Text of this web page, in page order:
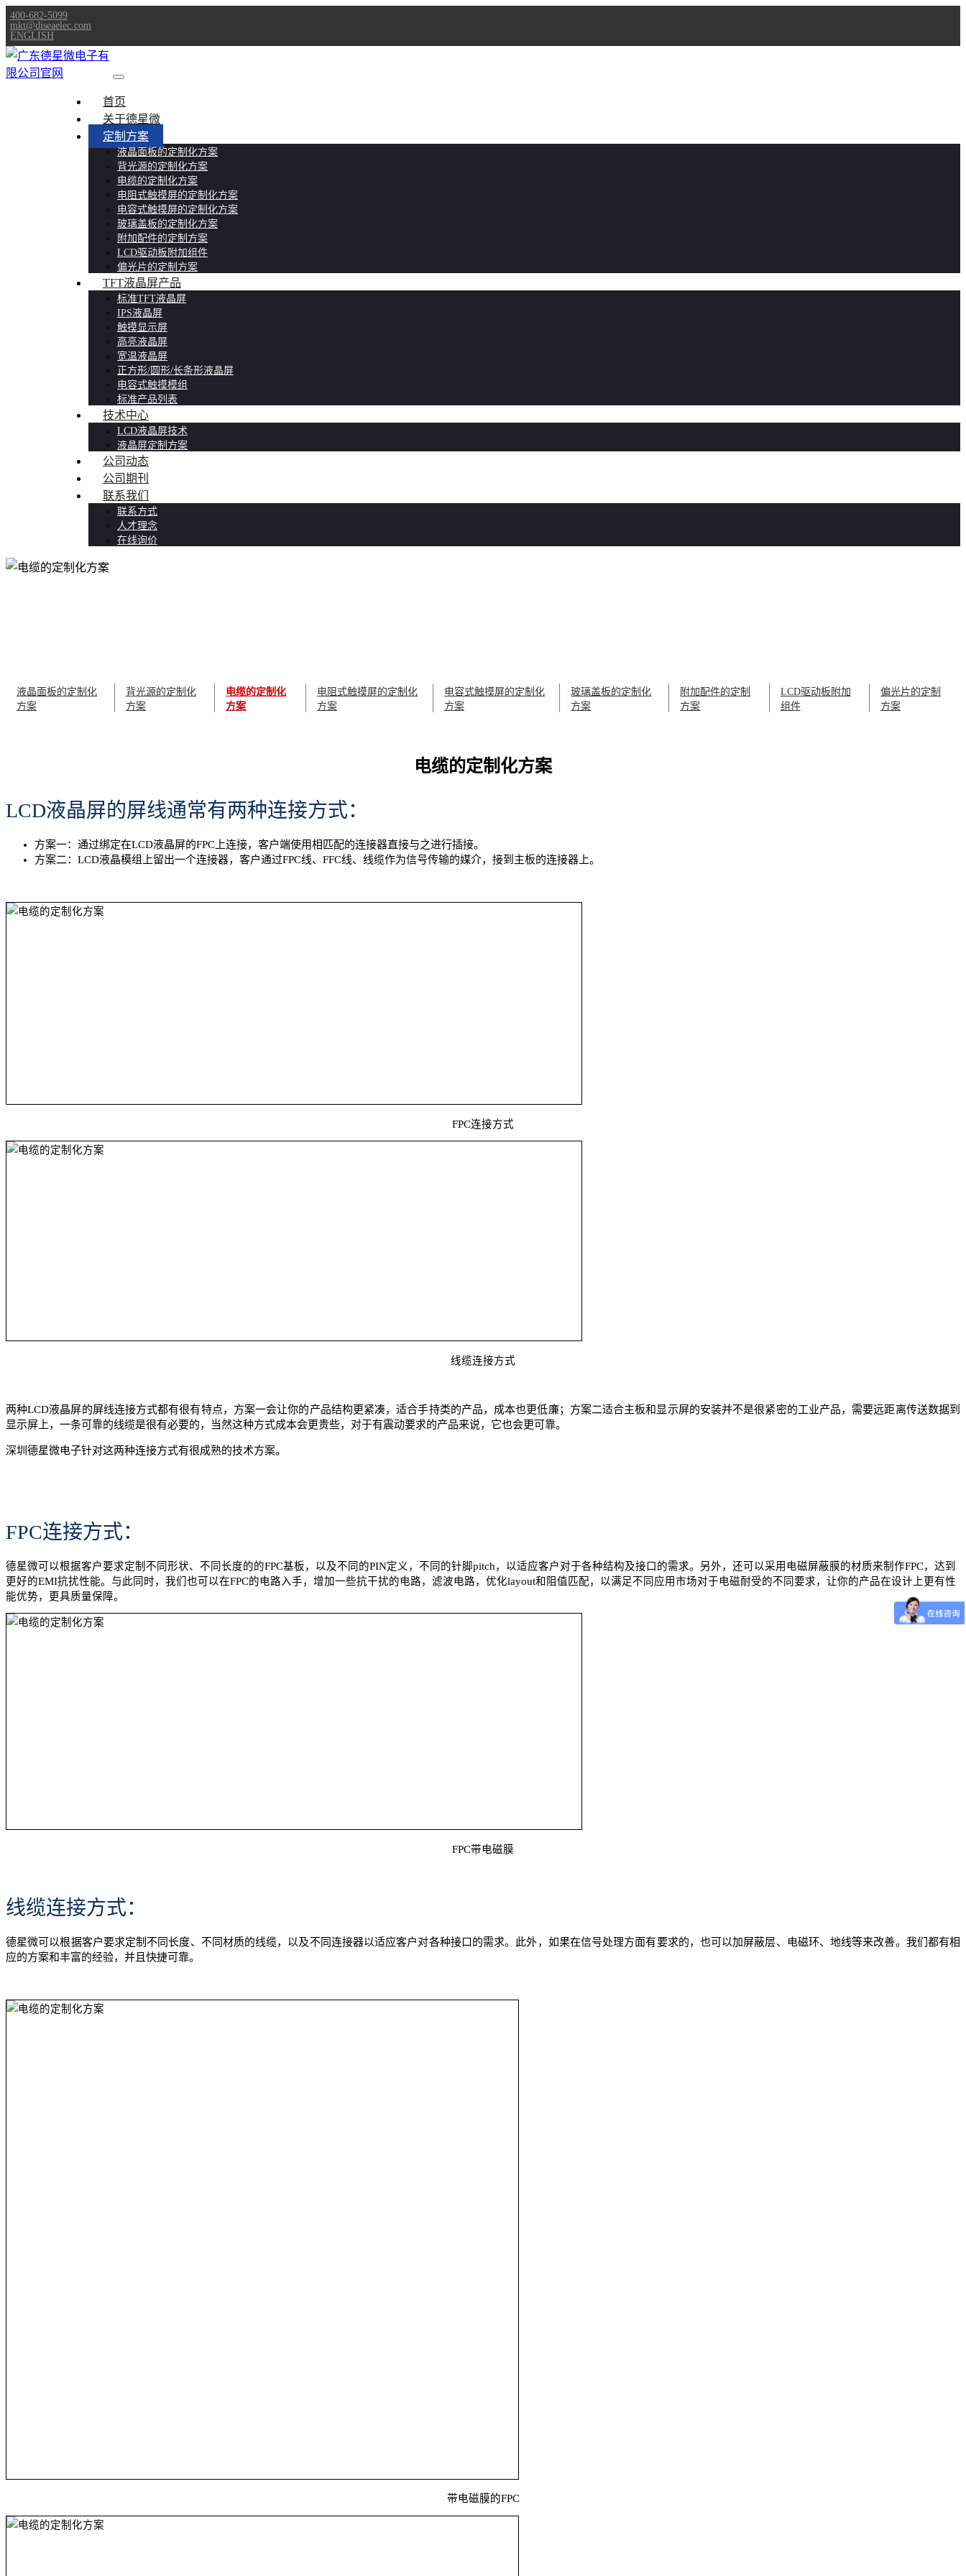
400-682-5099
mkt@diseaelec.com
ENGLISH
首页
关于德星微
定制方案
液晶面板的定制化方案
背光源的定制化方案
电缆的定制化方案
电阻式触摸屏的定制化方案
电容式触摸屏的定制化方案
玻璃盖板的定制化方案
附加配件的定制方案
LCD驱动板附加组件
偏光片的定制方案
TFT液晶屏产品
标准TFT液晶屏
IPS液晶屏
触摸显示屏
高亮液晶屏
宽温液晶屏
正方形/圆形/长条形液晶屏
电容式触摸模组
标准产品列表
技术中心
LCD液晶屏技术
液晶屏定制方案
公司动态
公司期刊
联系我们
联系方式
人才理念
在线询价
液晶面板的定制化
方案
背光源的定制化
方案
电缆的定制化
方案
电阻式触摸屏的定制化
方案
电容式触摸屏的定制化
方案
玻璃盖板的定制化
方案
附加配件的定制
方案
LCD驱动板附加
组件
偏光片的定制
方案
电缆的定制化方案
LCD液晶屏的屏线通常有两种连接方式：
方案一：通过绑定在LCD液晶屏的FPC上连接，客户端使用相匹配的连接器直接与之进行插接。
方案二：LCD液晶模组上留出一个连接器，客户通过FPC线、FFC线、线缆作为信号传输的媒介，接到主板的连接器上。
FPC连接方式
线缆连接方式
两种LCD液晶屏的屏线连接方式都有很有特点，方案一会让你的产品结构更紧凑，适合手持类的产品，成本也更低廉；方案二适合主板和显示屏的安装并不是很紧密的工业产品，需要远距离传送数据到
显示屏上，一条可靠的线缆是很有必要的，当然这种方式成本会更贵些，对于有震动要求的产品来说，它也会更可靠。
深圳德星微电子针对这两种连接方式有很成熟的技术方案。
FPC连接方式：
德星微可以根据客户要求定制不同形状、不同长度的的FPC基板，以及不同的PIN定义，不同的针脚pitch，以适应客户对于各种结构及接口的需求。另外，还可以采用电磁屏蔽膜的材质来制作FPC，达到
更好的EMI抗扰性能。与此同时，我们也可以在FPC的电路入手，增加一些抗干扰的电路，滤波电路，优化layout和阻值匹配，以满足不同应用市场对于电磁耐受的不同要求，让你的产品在设计上更有性
能优势，更具质量保障。
FPC带电磁膜
线缆连接方式：
德星微可以根据客户要求定制不同长度、不同材质的线缆，以及不同连接器以适应客户对各种接口的需求。此外，如果在信号处理方面有要求的，也可以加屏蔽层、电磁环、地线等来改善。我们都有相
应的方案和丰富的经验，并且快捷可靠。
带电磁膜的FPC